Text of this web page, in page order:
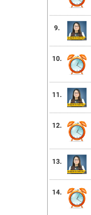
9.
10.
11.
12.
13.
14.